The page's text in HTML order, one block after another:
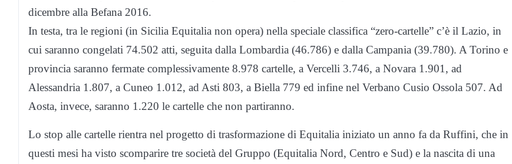
dicembre alla Befana 2016.
In testa, tra le regioni (in Sicilia Equitalia non opera) nella speciale classifica “zero-cartelle” c’è il Lazio, in
cui saranno congelati 74.502 atti, seguita dalla Lombardia (46.786) e dalla Campania (39.780). A Torino e
provincia saranno fermate complessivamente 8.978 cartelle, a Vercelli 3.746, a Novara 1.901, ad
Alessandria 1.807, a Cuneo 1.012, ad Asti 803, a Biella 779 ed infine nel Verbano Cusio Ossola 507. Ad
Aosta, invece, saranno 1.220 le cartelle che non partiranno.
Lo stop alle cartelle rientra nel progetto di trasformazione di Equitalia iniziato un anno fa da Ruffini, che in
questi mesi ha visto scomparire tre società del Gruppo (Equitalia Nord, Centro e Sud) e la nascita di una